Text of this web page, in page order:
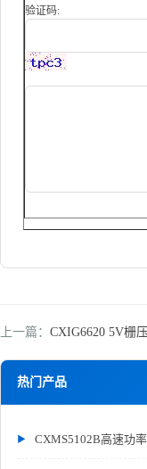
热门产品
CXMS5102B高速功
验证码:
上一篇： CXIG6620 5V栅